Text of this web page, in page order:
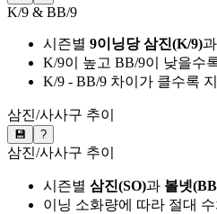
K/9 & BB/9
시즌별 9이닝당 삼진(K/9)과
K/9이 높고 BB/9이 낮을수
K/9 - BB/9 차이가 클수록
삼진/사사구 추이
💾 ?
삼진/사사구 추이
시즌별 삼진(SO)과 볼넷
이닝 소화량에 따라 절대